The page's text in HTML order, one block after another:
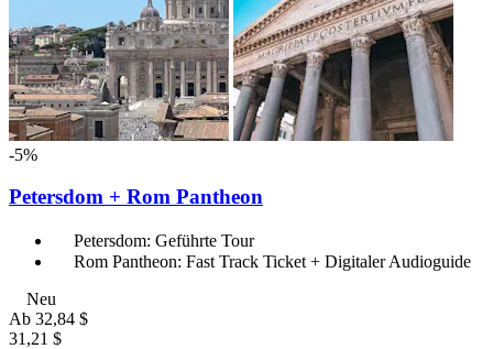
-5%
Petersdom + Rom Pantheon
Petersdom: Geführte Tour
Rom Pantheon: Fast Track Ticket + Digitaler Audioguide
Neu
Ab 32,84 $
31,21 $